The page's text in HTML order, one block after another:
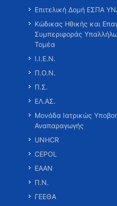
Επιτελική Δομή ΕΣΠΑ
Κώδικας Ηθικής και
Συμπεριφοράς
Τομέα
Ι.Ι.Ε.Ν.
Π.Ο.Ν.
Π.Σ.
ΕΛ.ΑΣ.
Μονάδα Ιατρικώς
Αναπαραγωγής
UNHCR
CEPOL
ΕΑΑΝ
Π.Ν.
ΓΕΕΘΑ